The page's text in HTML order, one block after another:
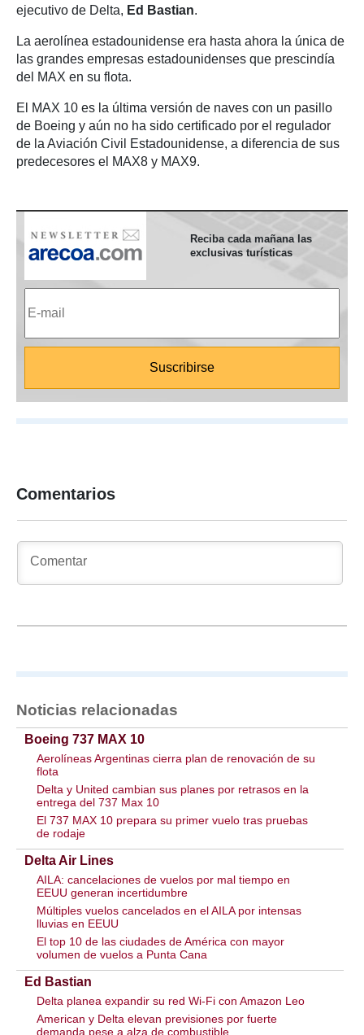
ejecutivo de Delta, Ed Bastian.
La aerolínea estadounidense era hasta ahora la única de
las grandes empresas estadounidenses que prescindía
del MAX en su flota.
El MAX 10 es la última versión de naves con un pasillo
de Boeing y aún no ha sido certificado por el regulador
de la Aviación Civil Estadounidense, a diferencia de sus
predecesores el MAX8 y MAX9.
Reciba cada mañana las
exclusivas turísticas
Comentarios
Noticias relacionadas
Boeing 737 MAX 10
Aerolíneas Argentinas cierra plan de renovación de su
flota
Delta y United cambian sus planes por retrasos en la
entrega del 737 Max 10
El 737 MAX 10 prepara su primer vuelo tras pruebas
de rodaje
Delta Air Lines
AILA: cancelaciones de vuelos por mal tiempo en
EEUU generan incertidumbre
Múltiples vuelos cancelados en el AILA por intensas
lluvias en EEUU
El top 10 de las ciudades de América con mayor
volumen de vuelos a Punta Cana
Ed Bastian
Delta planea expandir su red Wi-Fi con Amazon Leo
American y Delta elevan previsiones por fuerte
demanda pese a alza de combustible